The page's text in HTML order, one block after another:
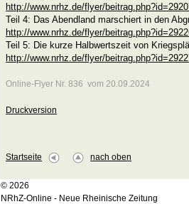
http://www.nrhz.de/flyer/
Teil 4: Das Abendland marschiert in den
http://www.nrhz.de/flyer/
Teil 5: Die kurze Halbwertszeit von
http://www.nrhz.de/flyer/
Online-Flyer Nr. 836 vom 20.09.2024
Druckversion
Startseite nach oben
© 2026
NRhZ-Online - Neue Rheinische Zeitung